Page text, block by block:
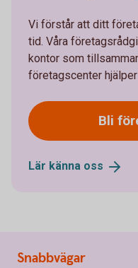
Vi förstår att ditt
tid. Våra
kontor som
företagscenter
Bli
Lär känna oss
Snabbvägar